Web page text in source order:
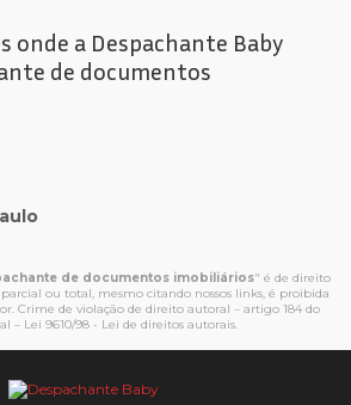
onde a Despachante Baby
de documentos
de documentos imobiliários" é de direito
parcial ou total, mesmo citando nossos links, é proibida
Crime de violação de direito autoral – artigo 184 do
– Lei 9610/98 - Lei de direitos autorais.